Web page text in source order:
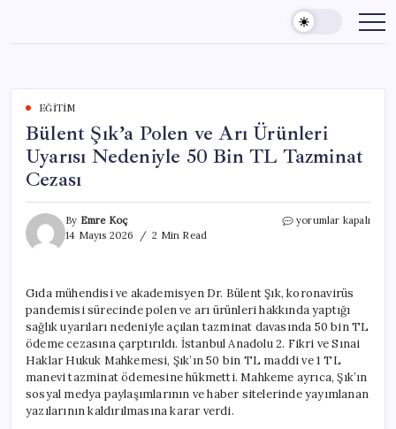
content
EĞITIM
Bülent Şık’a Polen ve Arı Ürünleri
Uyarısı Nedeniyle 50 Bin TL Tazminat
Cezası
By Emre Koç
14 Mayıs 2026
2 Min Read
Bülent
Ürünleri
Uyarısı
Nedeniyle
50
Bin
Tazminat
Cezası
yorumlar kapalı
Gıda mühendisi ve akademisyen Dr. Bülent Şık, koronavirüs
pandemisi sürecinde polen ve arı ürünleri hakkında yaptığı
sağlık uyarıları nedeniyle açılan tazminat davasında 50 bin TL
ödeme cezasına çarptırıldı. İstanbul Anadolu 2. Fikri ve Sınai
Haklar Hukuk Mahkemesi, Şık’ın 50 bin TL maddi ve 1 TL
manevi tazminat ödemesine hükmetti. Mahkeme ayrıca, Şık’ın
sosyal medya paylaşımlarının ve haber sitelerinde yayımlanan
yazılarının kaldırılmasına karar verdi.